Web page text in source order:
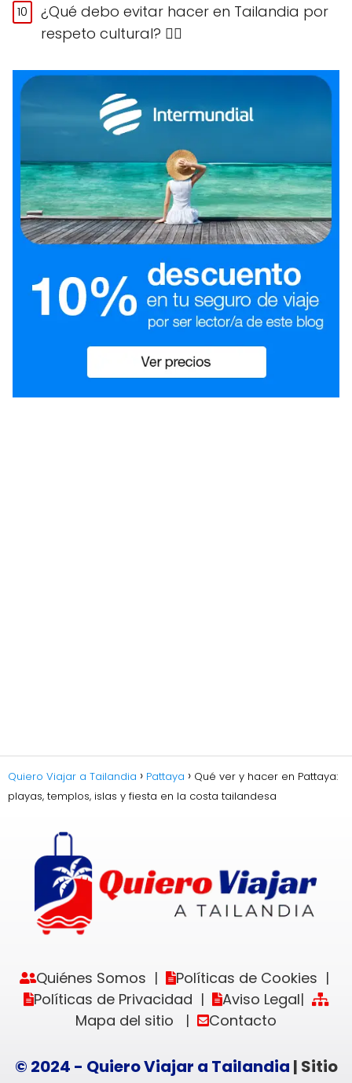
¿Qué debo evitar hacer en Tailandia por
respeto cultural? 🙅‍♀️
Quiero Viajar a Tailandia Pattaya
Qué ver y hacer en Pattaya:
playas, templos, islas y fiesta en la costa tailandesa
Quiénes Somos | Políticas de Cookies |
Políticas de Privacidad | Aviso Legal|
Mapa del sitio | Contacto
© 2024 - Quiero Viajar a Tailandia | Sitio